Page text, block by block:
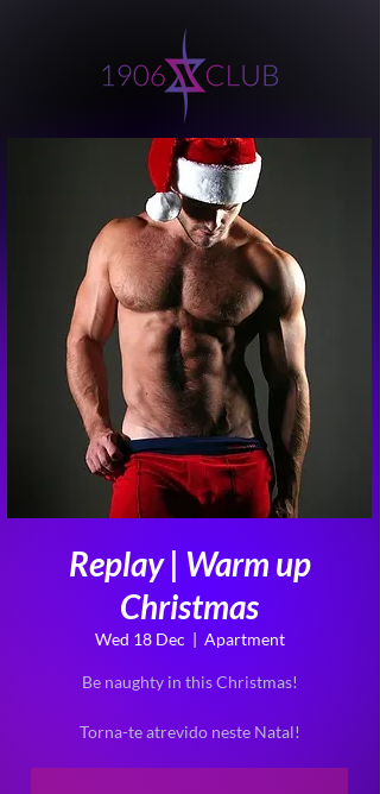
Replay | Warm up
Christmas
Wed 18 Dec
  |
Apartment
Be naughty in this Christmas!